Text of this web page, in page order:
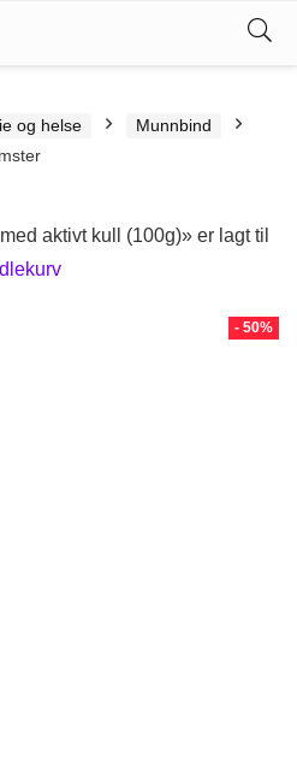
og helse
Munnbind
aktivt kull (100g)» er lagt til
- 50%